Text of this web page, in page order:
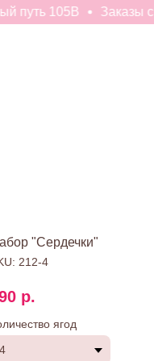
105В Заказы с
"Сердечки"
212-4
р.
ягод